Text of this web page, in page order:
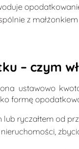
z
– czym
ustawowo
formę
ryczałtem od